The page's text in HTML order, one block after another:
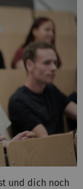
und dich noch